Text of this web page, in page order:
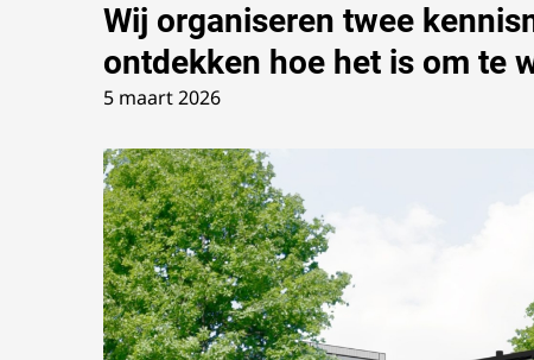
Wij organiseren twee
ontdekken hoe het is om te
5 maart 2026